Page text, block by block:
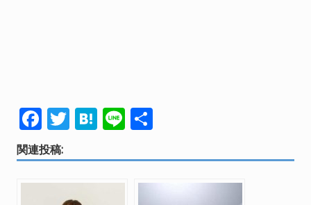
F
ac
e
b
T
itt
er
H
e
n
Li
e
関連投稿: